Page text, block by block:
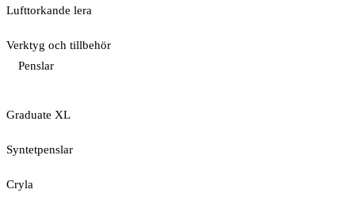
Lufttorkande lera
Verktyg och tillbehör
Penslar
Graduate XL
Syntetpenslar
Cryla